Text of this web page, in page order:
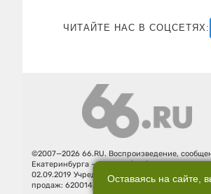
ЧИТАЙТЕ НАС В СОЦСЕТЯХ:
©2007—2026 66.RU. Воспроизведение,
Екатеринбурга — «66.ru» (18+)
02.09.2019 Учредитель: Общество с
продаж: 620014, Свердловская обл., г.
Оставаясь на сайте,